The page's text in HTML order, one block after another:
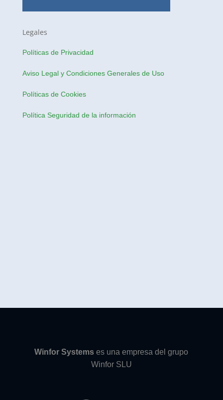
Legales
Políticas de Privacidad
Aviso Legal y Condiciones Generales de Uso
Políticas de Cookies
Política Seguridad de la información
Winfor Systems es una empresa del grupo
Winfor SLU